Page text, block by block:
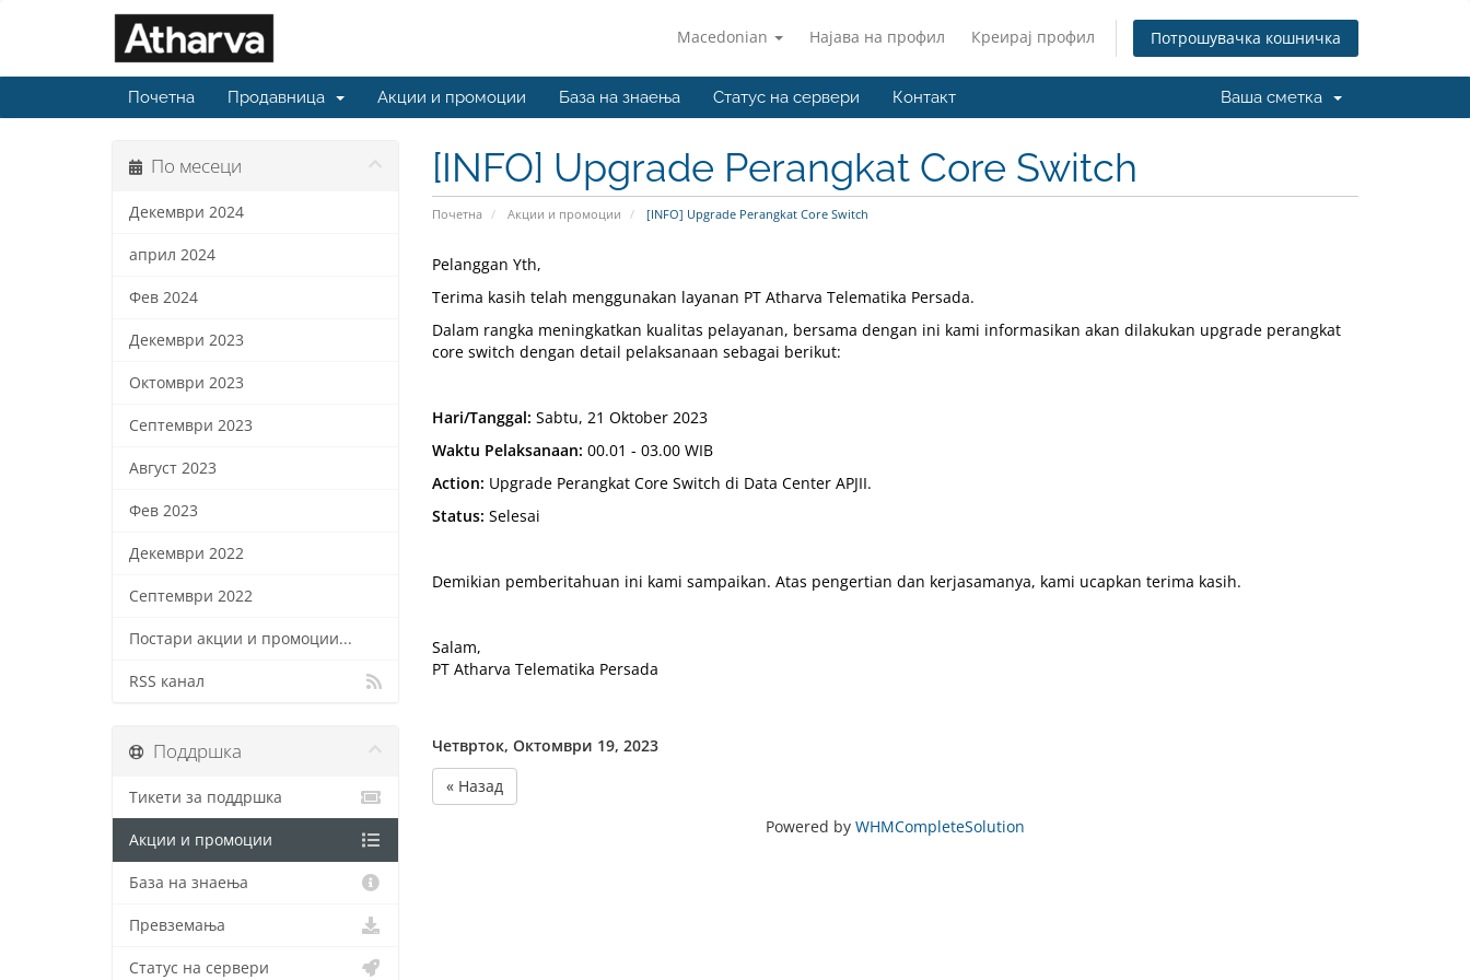
Macedonian Најава на профил Креирај профил Потрошувачка кошничка
Почетна Продавница Акции и промоции База на знаења Статус на сервери Контакт Ваша сметка
[INFO] Upgrade Perangkat Core Switch
Почетна Акции и промоции [INFO] Upgrade Perangkat Core Switch
По месеци
Декември 2024
април 2024
Фев 2024
Декември 2023
Октомври 2023
Септември 2023
Август 2023
Фев 2023
Декември 2022
Септември 2022
Постари акции и промоции...
RSS канал
Pelanggan Yth,
Terima kasih telah menggunakan layanan PT Atharva Telematika Persada.
Dalam rangka meningkatkan kualitas pelayanan, bersama dengan ini kami informasikan akan dilakukan upgrade perangkat
core switch dengan detail pelaksanaan sebagai berikut:
Hari/Tanggal: Sabtu, 21 Oktober 2023
Waktu Pelaksanaan: 00.01 - 03.00 WIB
Action: Upgrade Perangkat Core Switch di Data Center APJII.
Status: Selesai
Demikian pemberitahuan ini kami sampaikan. Atas pengertian dan kerjasamanya, kami ucapkan terima kasih.
Salam,
PT Atharva Telematika Persada
Четврток, Октомври 19, 2023
« Назад
Powered by WHMCompleteSolution
Поддршка
Тикети за поддршка
Акции и промоции
База на знаења
Превземања
Статус на сервери